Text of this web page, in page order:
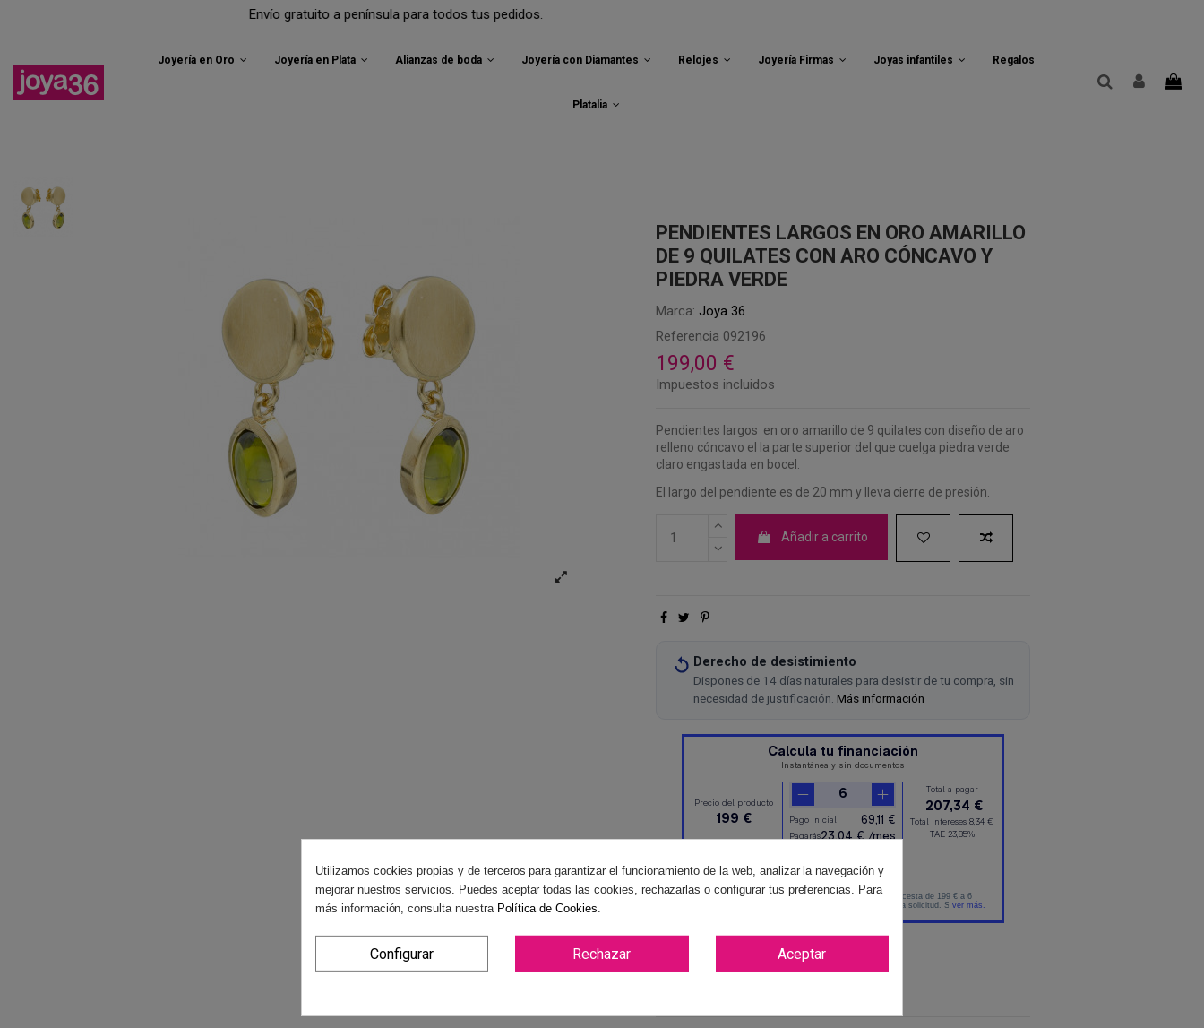
Envío gratuito a península para todos tus pedidos.
Joyería en Oro Joyería en Plata Alianzas de boda Joyería con Diamantes Relojes Joyería Firmas Joyas infantiles Regalos
Platalia
PENDIENTES LARGOS EN ORO AMARILLO
DE 9 QUILATES CON ARO CÓNCAVO Y
PIEDRA VERDE
Marca: Joya 36
Referencia 092196
199,00 €
Impuestos incluidos
Pendientes largos en oro amarillo de 9 quilates con diseño de aro
relleno cóncavo el la parte superior del que cuelga piedra verde
claro engastada en bocel.
El largo del pendiente es de 20 mm y lleva cierre de presión.
Añadir a carrito
Derecho de desistimiento
Dispones de 14 días naturales para desistir de tu compra, sin
necesidad de justificación. Más información
Utilizamos cookies propias y de terceros para garantizar el funcionamiento de la web, analizar la navegación y
mejorar nuestros servicios. Puedes aceptar todas las cookies, rechazarlas o configurar tus preferencias. Para
más información, consulta nuestra Política de Cookies
Configurar Rechazar Aceptar